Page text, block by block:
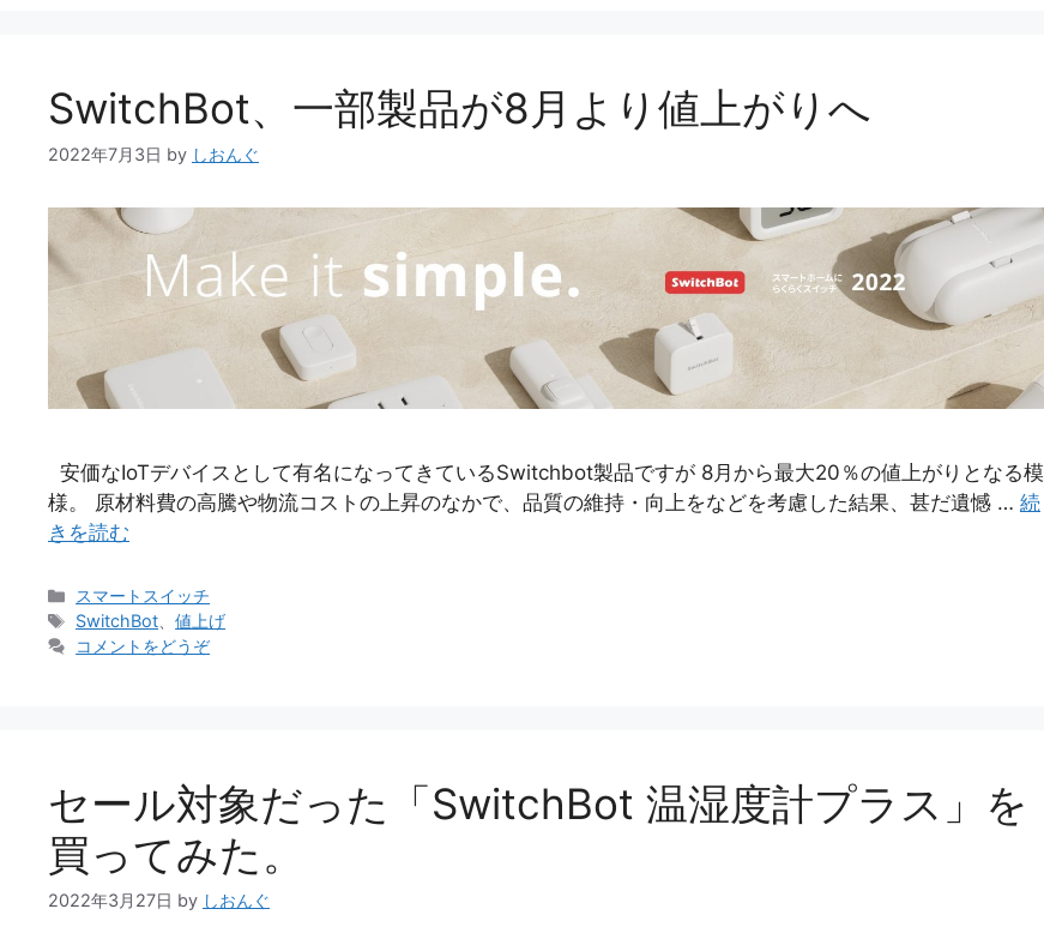
SwitchBot、一部製品が8月より値上がりへ
2022年7月3日 by しおんぐ
安価なIoTデバイスとして有名になってきているSwitchbot製品ですが 8月から最大20％の値上がりとなる模
様。 原材料費の高騰や物流コストの上昇のなかで、品質の維持・向上をなどを考慮した結果、甚だ遺憾 … 続
きを読む
カ
テ
ゴ
スマートスイッチ
タ
グ
SwitchBot 、値上げ
コメントをどうぞ
セール対象だった「SwitchBot 温湿度計プラス」を
買ってみた。
2022年3月27日 by しおんぐ